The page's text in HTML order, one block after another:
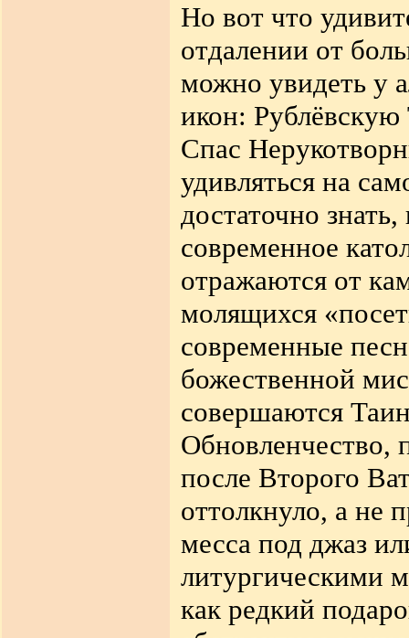
Но вот что
отдалении от
можно увидеть у
икон:
Спас
удивляться на
достаточно
современное
отражаются от
молящихся
современные
божественной
совершаются
Обновленчество,
после Второго
оттолкнуло, а не
месса под джаз
литургическими
как редкий